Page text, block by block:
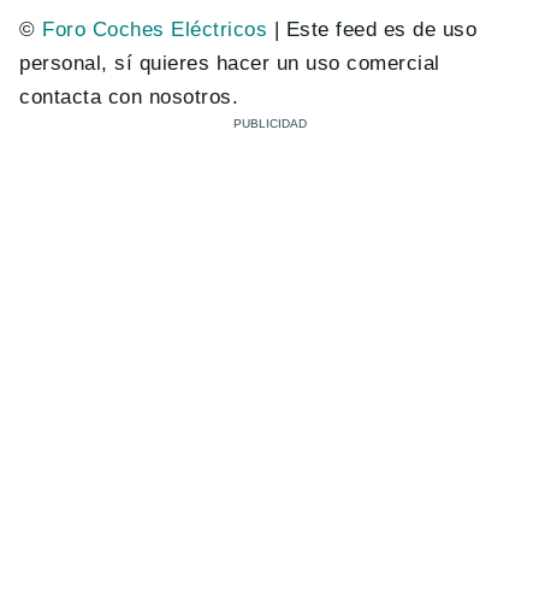
© Foro Coches Eléctricos | Este feed es de uso
personal, sí quieres hacer un uso comercial
contacta con nosotros.